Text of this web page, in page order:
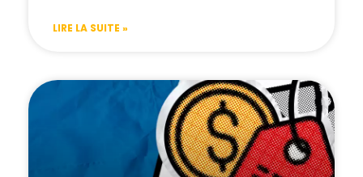
LIRE LA SUITE »